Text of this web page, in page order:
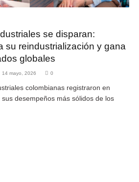
se disparan:
su reindustrialización y gana
globales
14 mayo, 2026 0
colombianas registraron en
desempeños más sólidos de los